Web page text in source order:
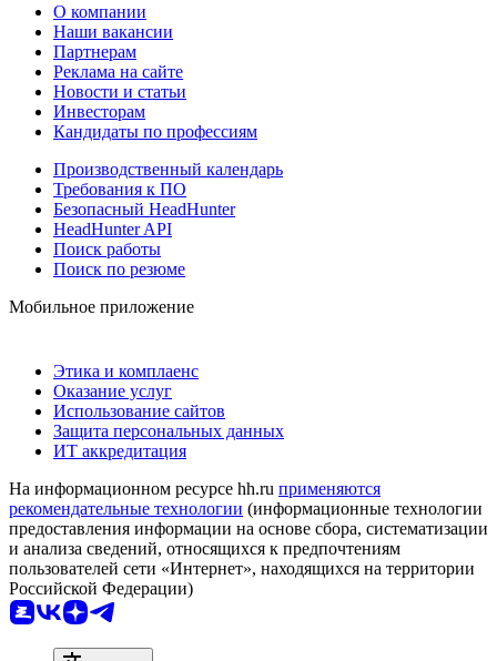
О компании
Наши вакансии
Партнерам
Реклама на сайте
Новости и статьи
Инвесторам
Кандидаты по профессиям
Производственный календарь
Требования к ПО
Безопасный HeadHunter
HeadHunter API
Поиск работы
Поиск по резюме
Мобильное приложение
Этика и комплаенс
Оказание услуг
Использование сайтов
Защита персональных данных
ИТ аккредитация
На информационном ресурсе hh.ru применяются
рекомендательные технологии (информационные технологии
предоставления информации на основе сбора, систематизации
и анализа сведений, относящихся к предпочтениям
пользователей сети «Интернет», находящихся на территории
Российской Федерации)